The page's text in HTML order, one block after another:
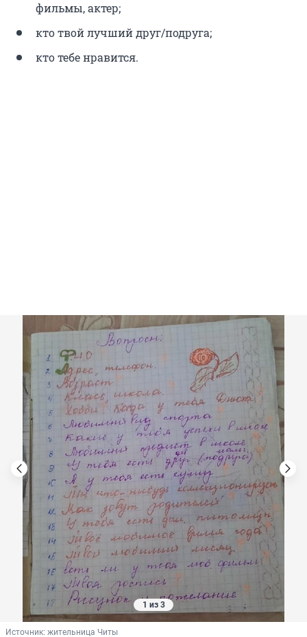
фильмы, актер;
кто твой лучший друг/подруга;
кто тебе нравится.
1 из 3
Источник: жительница Читы